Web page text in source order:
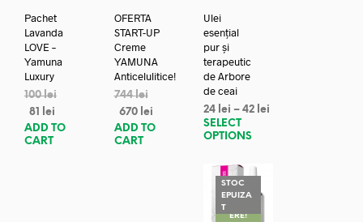
Pachet
Lavanda
LOVE –
Yamuna
Luxury
100lei
81
lei
ADD TO
CART
OFERTA
START-UP
Creme
YAMUNA
Anticelulitice!
744lei
670 lei
ADD TO
CART
Ulei
esențial
pur și
terapeutic
de Arbore
de ceai
24 lei –42 lei
SELECT
OPTIONS
STOC
EPUIZA
TREDUC
ERE!